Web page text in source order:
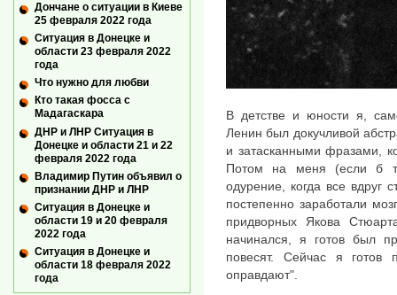
В детстве и юности я,
Ленин был докучливой
и затасканными фразами,
Потом на меня (если б
одурение, когда все вдруг
постепенно заработали
придворных Якова
начинался, я готов был
повесят. Сейчас я готов
оправдают".
Дончане о ситуации в Киеве
25 февраля 2022 года
Ситуация в Донецке и
области 23 февраля 2022
года
Что нужно для любви
Кто такая фосса с
Мадагаскара
ДНР и ЛНР Ситуация в
Донецке и области 21 и 22
февраля 2022 года
Владимир Путин объявил о
признании ДНР и ЛНР
Ситуация в Донецке и
области 19 и 20 февраля
2022 года
Ситуация в Донецке и
области 18 февраля 2022
года